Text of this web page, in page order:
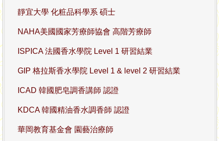
靜宜大學 化粧品科學系 碩士
NAHA美國國家芳療師協會 高階芳療師
ISPICA法國香水學院 Level 1 研習結業
GIP 格拉斯香水學院 Level 1 & level 2 研習結業
ICAD 韓國肥皂調香講師 認證
KDCA 韓國精油香水調香師 認證
華岡教育基金會 園藝治療師